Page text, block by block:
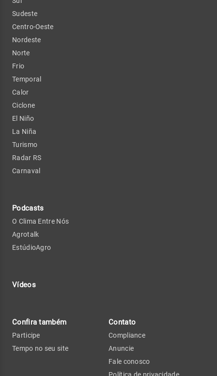
Sudeste
Centro-Oeste
Nordeste
Norte
Frio
Temporal
Calor
Ciclone
El Niño
La Niña
Turismo
Radar RS
Carnaval
Podcasts
O Clima Entre Nós
Agrotalk
EstúdioAgro
Vídeos
Confira também
Participe
Tempo no seu site
Contato
Compliance
Anuncie
Fale conosco